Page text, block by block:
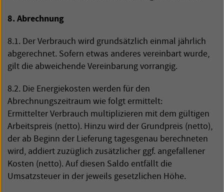
8. Abrechnung
8.1. Der Verbrauch wird grundsätzlich einmal jährlich
abgerechnet. Sofern etwas anderes vereinbart wurde,
gilt die abweichende Vereinbarung vorrangig.
8.2. Die Energiekosten werden für den
Abrechnungszeitraum wie folgt ermittelt:
Ermittelter Verbrauch multiplizieren mit dem gültigen
Arbeitspreis (netto). Hinzu wird der Grundpreis (netto),
der ab Beginn der Lieferung tagesgenau berechneten
wird, addiert zuzüglich zusätzlicher ggf. angefallener
Kosten (netto). Auf diesen Saldo entfällt die
Umsatzsteuer in der jeweils gesetzlichen Höhe.